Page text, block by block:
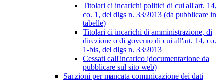
Titolari di incarichi politici di cui all'art. 14,
co. 1, del dlgs n. 33/2013 (da pubblicare in
tabelle)
Titolari di incarichi di amministrazione, di
direzione o di governo di cui all'art. 14, co.
1-bis, del dlgs n. 33/2013
Cessati dall'incarico (documentazione da
pubblicare sul sito web)
Sanzioni per mancata comunicazione dei dati